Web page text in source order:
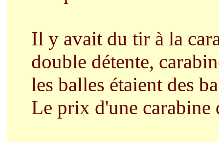
Il y avait du tir à la
double détente,
les balles étaient des
Le prix d'une carabine